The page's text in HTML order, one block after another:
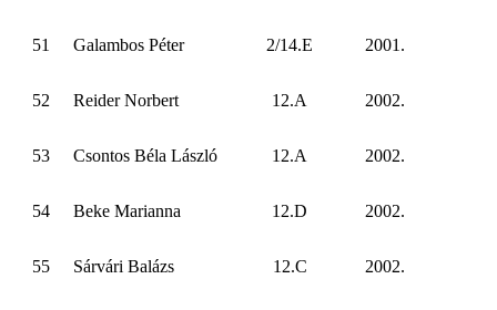
51 Galambos Péter 2/14.E 2001.
52 Reider Norbert 12.A 2002.
53 Csontos Béla László 12.A 2002.
54 Beke Marianna 12.D 2002.
55 Sárvári Balázs 12.C 2002.